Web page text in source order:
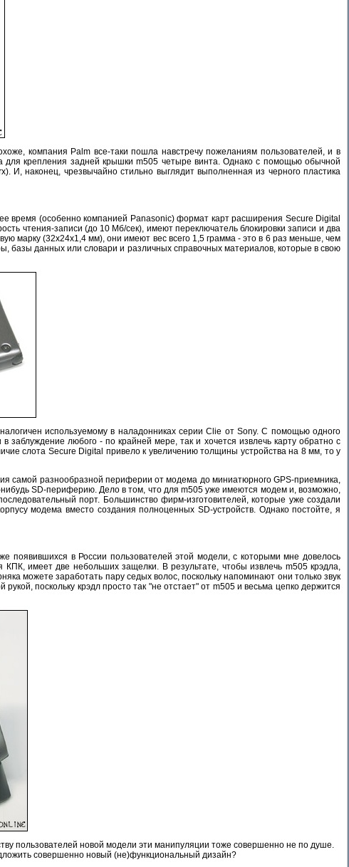
компания Palm все-таки пошла навстречу пожеланиям пользователей, и в
для крепления задней крышки m505 четыре винта. Однако с помощью обычной
И, наконец, чрезвычайно стильно выглядит выполненная из черного пластика
время (особенно компанией Panasonic) формат карт расширения Secure Digital
чтения-записи (до 10 Мб/сек), имеют переключатель блокировки записи и два
марку (32x24x1,4 мм), они имеют вес всего 1,5 грамма - это в 6 раз меньше, чем
базы данных или словари и различных справочных материалов, которые в свою
используемому в наладонниках серии Clie от Sony. С помощью одного
любого - по крайней мере, так и хочется извлечь карту обратно с
слота Secure Digital привело к увеличению толщины устройства на 8 мм, то у
самой разнообразной периферии от модема до миниатюрного GPS-приемника,
SD-периферию. Дело в том, что для m505 уже имеются модем и, возможно,
порт. Большинство фирм-изготовителей, которые уже создали
модема вместо создания полноценных SD-устройств. Однако постойте, я
появившихся в России пользователей этой модели, с которыми мне довелось
имеет две небольших защелки. В результате, чтобы извлечь m505 крэдла,
можете заработать пару седых волос, поскольку напоминают они только звук
поскольку крэдл просто так "не отстает" от m505 и весьма цепко держится
пользователей новой модели эти манипуляции тоже совершенно не по душе.
совершенно новый (не)функциональный дизайн?